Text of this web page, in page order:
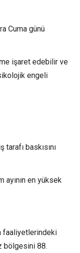
Cuma günü
işaret edebilir ve
engeli
baskısını
en yüksek
faaliyetlerindeki
bölgesini 88.